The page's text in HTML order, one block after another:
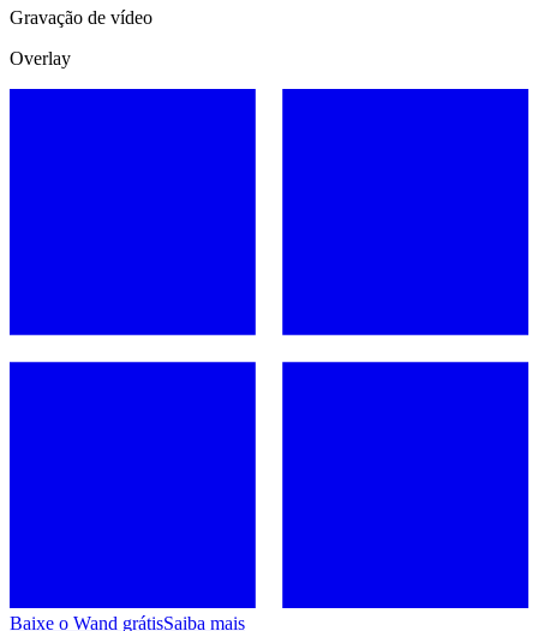
Gravação de vídeo
Overlay
Baixe o Wand grátisSaiba mais